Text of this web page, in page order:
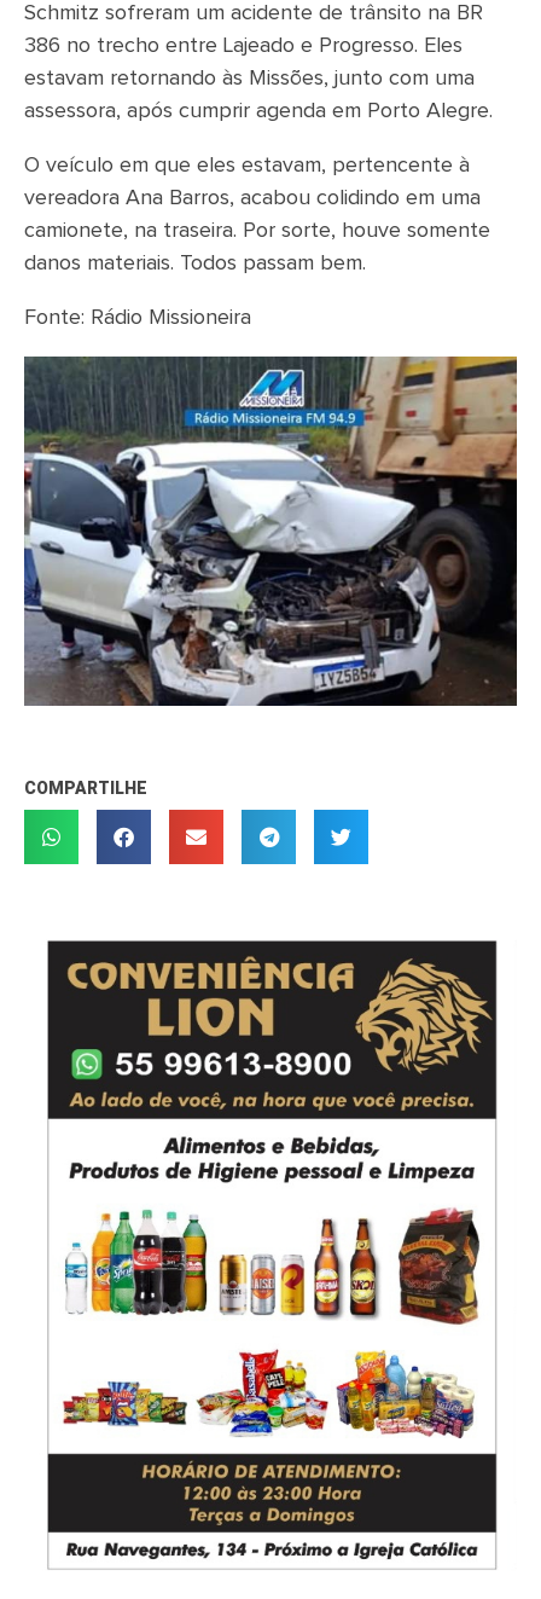
Schmitz sofreram um acidente de trânsito na BR
386 no trecho entre Lajeado e Progresso. Eles
estavam retornando às Missões, junto com uma
assessora, após cumprir agenda em Porto Alegre.
O veículo em que eles estavam, pertencente à
vereadora Ana Barros, acabou colidindo em uma
camionete, na traseira. Por sorte, houve somente
danos materiais. Todos passam bem.
Fonte: Rádio Missioneira
COMPARTILHE